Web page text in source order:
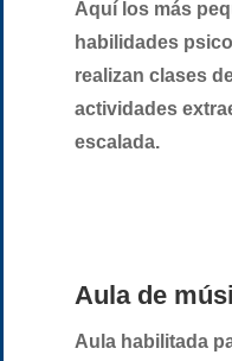
Aquí los más
habilidades
realizan clases
actividades
escalada.
Aula de
Aula habilitada